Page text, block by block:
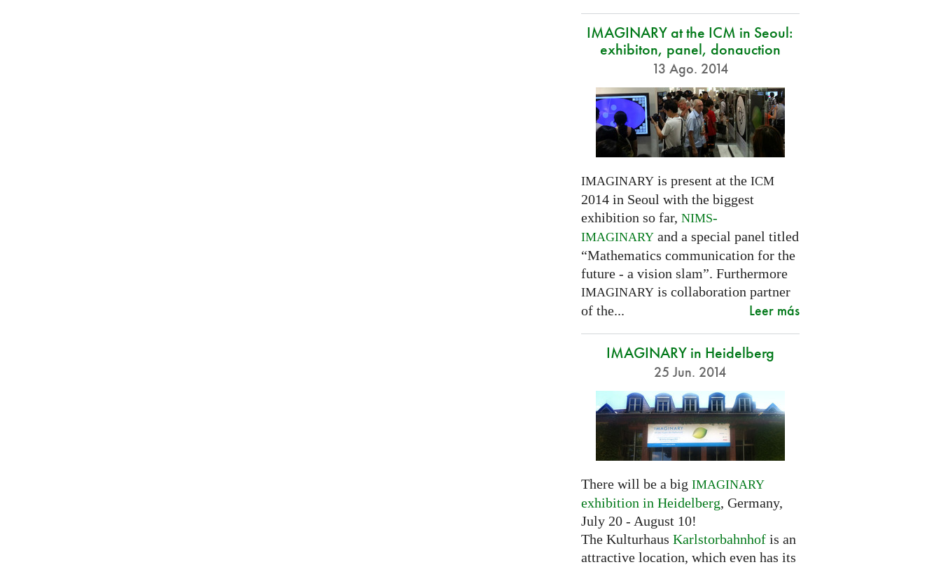
IMAGINARY at the ICM in Seoul:
exhibiton, panel, donauction
13 Ago. 2014
IMAGINARYis present at the ICM
2014 in Seoul with the biggest
exhibition so far, NIMS-
IMAGINARYand a special panel titled
“Mathematics communication for the
future - a vision slam”. Furthermore
IMAGINARYis collaboration partner
of the...
Leer más
IMAGINARY in Heidelberg
25 Jun. 2014
There will be a big IMAGINARY
exhibition in Heidelberg, Germany,
July 20 - August 10!
The Kulturhaus Karlstorbahnhofis an
attractive location, which even has its